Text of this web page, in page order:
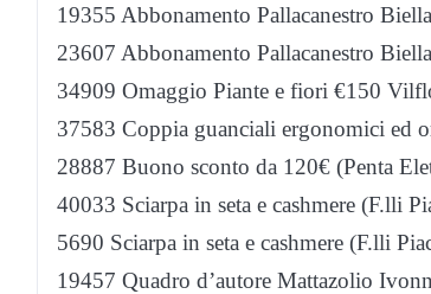
19355 Abbonamento Pallacanestro
23607 Abbonamento Pallacanestro
34909 Omaggio Piante e fiori €150
37583 Coppia guanciali ergonomici ed
28887 Buono sconto da 120€ (Penta
40033 Sciarpa in seta e cashmere (F.lli
5690 Sciarpa in seta e cashmere (F.lli
19457 Quadro d’autore Mattazolio